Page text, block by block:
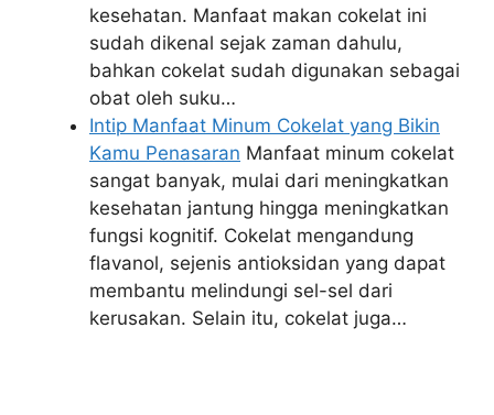
kesehatan. Manfaat makan cokelat ini
sudah dikenal sejak zaman dahulu,
bahkan cokelat sudah digunakan sebagai
obat oleh suku…
Intip Manfaat Minum Cokelat yang Bikin
Kamu Penasaran Manfaat minum cokelat
sangat banyak, mulai dari meningkatkan
kesehatan jantung hingga meningkatkan
fungsi kognitif. Cokelat mengandung
flavanol, sejenis antioksidan yang dapat
membantu melindungi sel-sel dari
kerusakan. Selain itu, cokelat juga…